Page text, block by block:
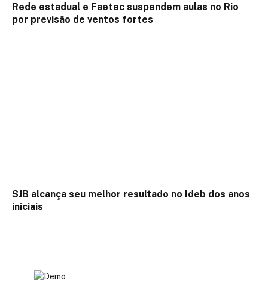
Rede estadual e Faetec suspendem aulas no Rio
por previsão de ventos fortes
SJB alcança seu melhor resultado no Ideb dos anos
iniciais